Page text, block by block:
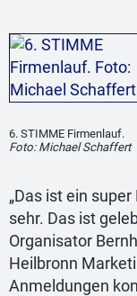
6. STIMME Firmenlauf.
Foto: Michael Schaffert
„Das ist ein
sehr. Das ist
Organisator
Heilbronn
Anmeldungen